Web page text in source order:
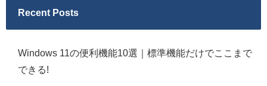
Recent Posts
Windows 11の便利機能10選｜標準機能だけでここまで
できる!